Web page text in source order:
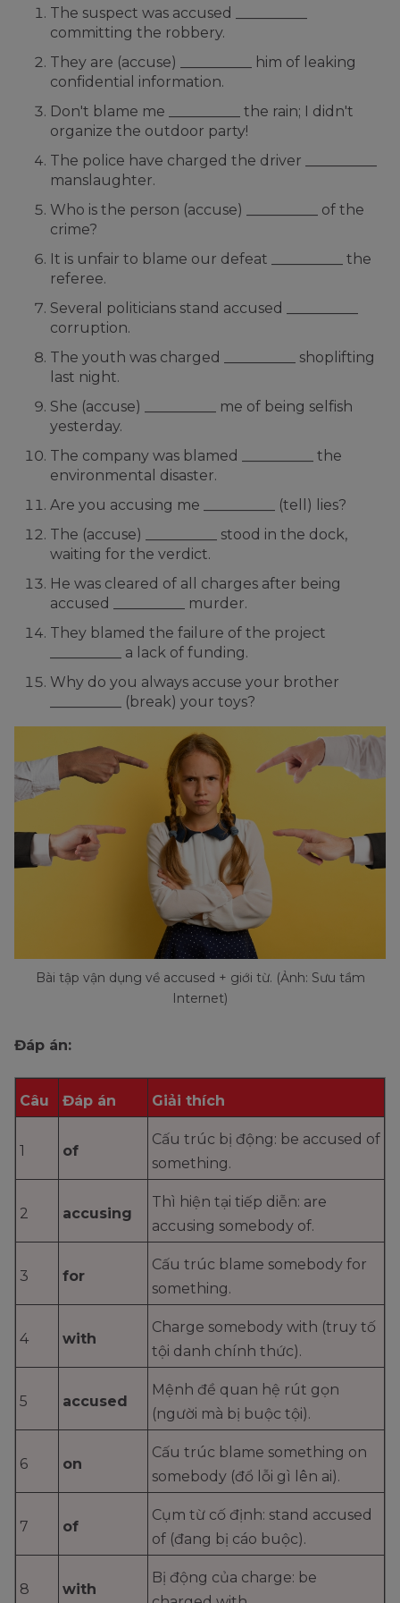
The suspect was accused __________
committing the robbery.
They are (accuse) __________ him of leaking
confidential information.
Don't blame me __________ the rain; I didn't
organize the outdoor party!
The police have charged the driver __________
manslaughter.
Who is the person (accuse) __________ of the
crime?
It is unfair to blame our defeat __________ the
referee.
Several politicians stand accused __________
corruption.
The youth was charged __________ shoplifting
last night.
She (accuse) __________ me of being selfish
yesterday.
The company was blamed __________ the
environmental disaster.
Are you accusing me __________ (tell) lies?
The (accuse) __________ stood in the dock,
waiting for the verdict.
He was cleared of all charges after being
accused __________ murder.
They blamed the failure of the project
__________ a lack of funding.
Why do you always accuse your brother
__________ (break) your toys?
Bài tập vận dụng về accused + giới từ. (Ảnh: Sưu tầm
Internet)
Đáp án:
Câu Đáp án Giải thích
1 of
Cấu trúc bị động: be accused of
something.
2 accusing
Thì hiện tại tiếp diễn: are
accusing somebody of.
3 for
Cấu trúc blame somebody for
something.
4 with
Charge somebody with (truy tố
tội danh chính thức).
5 accused
Mệnh đề quan hệ rút gọn
(người mà bị buộc tội).
6 on
Cấu trúc blame something on
somebody (đổ lỗi gì lên ai).
7 of
Cụm từ cố định: stand accused
of (đang bị cáo buộc).
8 with
Bị động của charge: be